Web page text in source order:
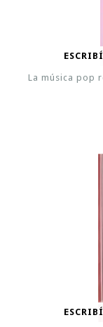
La música pop